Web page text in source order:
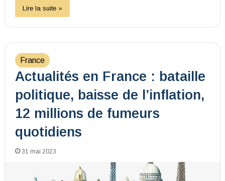
Lire la suite »
France
Actualités en France : bataille
politique, baisse de l’inflation,
12 millions de fumeurs
quotidiens
31 mai 2023